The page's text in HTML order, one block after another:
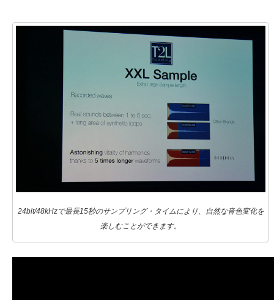
24bit/48kHzで最長15秒のサンプリング・タイムにより、自然な音色変化を
楽しむことができます。